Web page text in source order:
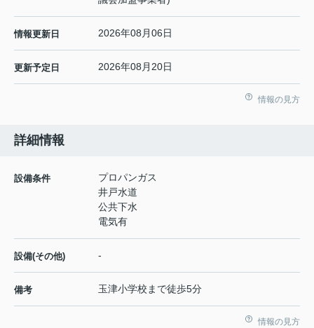
情報更新日 2026年08月06日
更新予定日 2026年08月20日
情報の見方
詳細情報
設備条件
プロパンガス
井戸水道
公共下水
電気有
設備(その他) -
備考 玉津小学校まで徒歩5分
情報の見方